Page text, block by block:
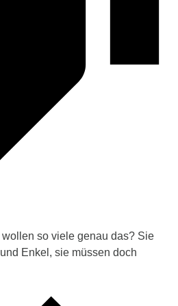
so viele genau das? Sie
Enkel, sie müssen doch